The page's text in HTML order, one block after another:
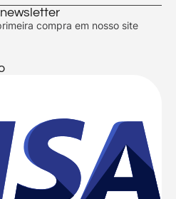
compra em nosso site